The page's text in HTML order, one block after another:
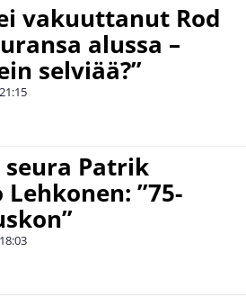
vakuuttanut Rod
alussa –
selviää?”
21:15
seura Patrik
”75-
18:03